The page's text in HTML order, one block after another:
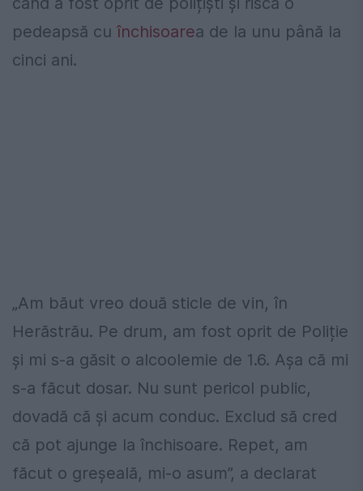
pedeapsă cu închisoarea de la unu până la
cinci ani.
„Am băut vreo două sticle de vin, în
Herăstrău. Pe drum, am fost oprit de Poliție
și mi s-a găsit o alcoolemie de 1.6. Așa că mi
s-a făcut dosar. Nu sunt pericol public,
dovadă că și acum conduc. Exclud să cred
că pot ajunge la închisoare. Repet, am
făcut o greșeală, mi-o asum”, a declarat